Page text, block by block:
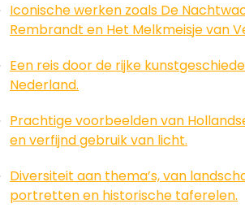
Iconische werken zoals De
Rembrandt en Het Melkmeisje van
Een reis door de rijke
Nederland.
Prachtige voorbeelden van
en verfijnd gebruik van licht.
Diversiteit aan thema’s, van
portretten en historische taferelen.